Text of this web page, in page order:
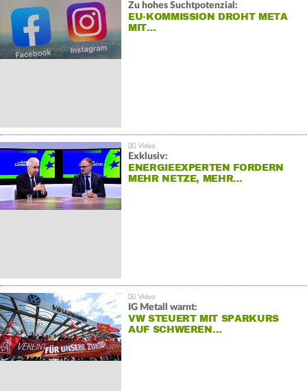
Zu hohes Suchtpotenzial:
EU-KOMMISSION DROHT META
MIT…
Exklusiv:
ENERGIEEXPERTEN FORDERN
MEHR NETZE, MEHR…
IG Metall warnt:
VW STEUERT MIT SPARKURS
AUF SCHWEREN…